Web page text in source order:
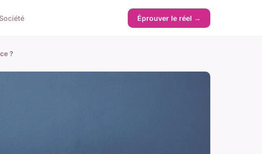
Société Éprouver le réel →
?